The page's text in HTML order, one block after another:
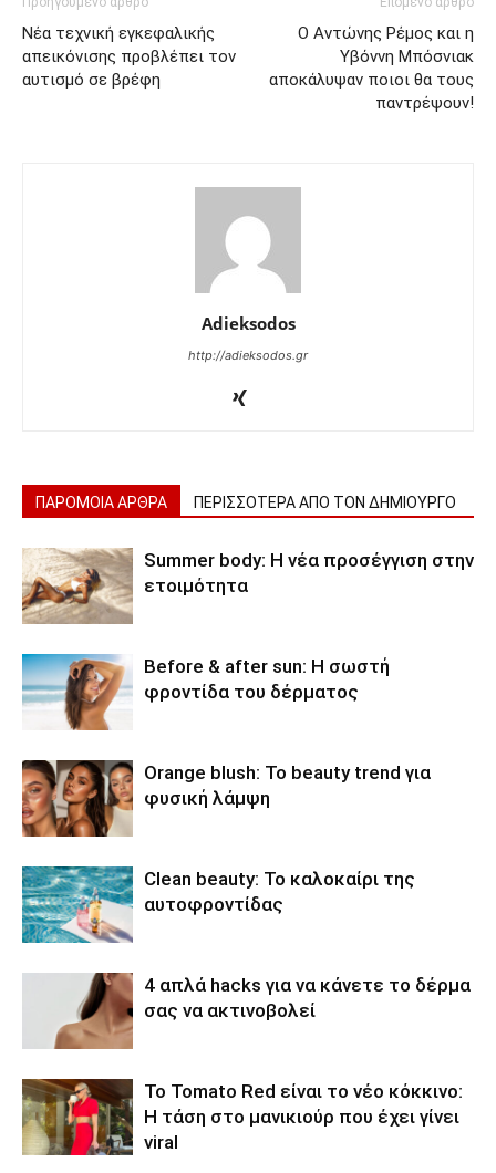
Νέα τεχνική εγκεφαλικής
απεικόνισης προβλέπει τον
αυτισμό σε βρέφη
Ο Αντώνης Ρέμος και η
Υβόννη Μπόσνιακ
αποκάλυψαν ποιοι θα τους
παντρέψουν!
Adieksodos
http://adieksodos.gr
ΠΑΡΟΜΟΙΑ ΑΡΘΡΑ ΠΕΡΙΣΣΟΤΕΡΑ ΑΠΟ ΤΟΝ ΔΗΜΙΟΥΡΓΟ
Summer body: Η νέα προσέγγιση στην
ετοιμότητα
Before & after sun: Η σωστή
φροντίδα του δέρματος
Orange blush: Το beauty trend για
φυσική λάμψη
Clean beauty: Το καλοκαίρι της
αυτοφροντίδας
4 απλά hacks για να κάνετε το δέρμα
σας να ακτινοβολεί
To Tomato Red είναι το νέο κόκκινο:
Η τάση στο μανικιούρ που έχει γίνει
viral